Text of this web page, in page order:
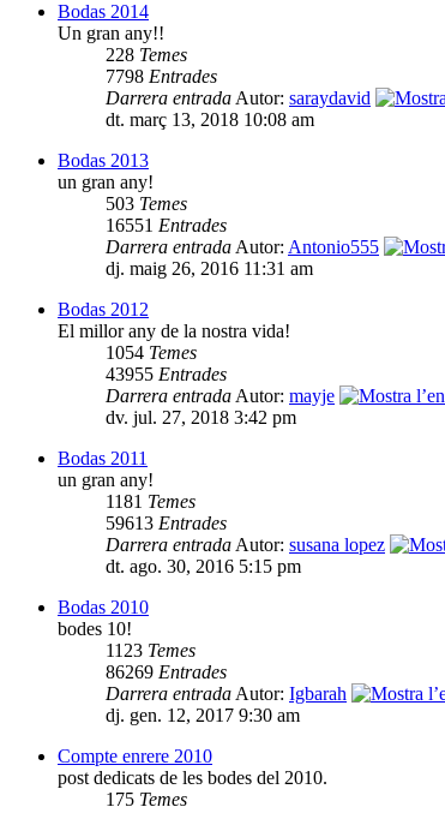
Bodas 2014
Un gran any!!
228 Temes
7798 Entrades
Darrera entrada Autor: saraydavid
dt. març 13, 2018 10:08 am
Bodas 2013
un gran any!
503 Temes
16551 Entrades
Darrera entrada Autor: Antonio555
dj. maig 26, 2016 11:31 am
Bodas 2012
El millor any de la nostra vida!
1054 Temes
43955 Entrades
Darrera entrada Autor: mayje
dv. jul. 27, 2018 3:42 pm
Bodas 2011
un gran any!
1181 Temes
59613 Entrades
Darrera entrada Autor: susana lopez
dt. ago. 30, 2016 5:15 pm
Bodas 2010
bodes 10!
1123 Temes
86269 Entrades
Darrera entrada Autor: Igbarah
dj. gen. 12, 2017 9:30 am
Compte enrere 2010
post dedicats de les bodes del 2010.
175 Temes